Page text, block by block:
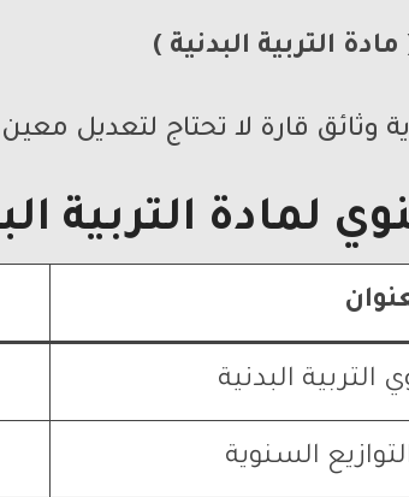
مادة التربية البدنية )
وثائق قارة لا تحتاج لتعديل
لمادة التربية
التربية البدنية
السنوية